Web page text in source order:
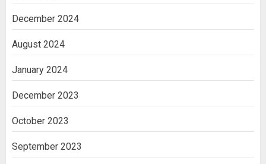
December 2024
August 2024
January 2024
December 2023
October 2023
September 2023